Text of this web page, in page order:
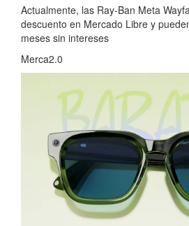
Actualmente, las Ray-Ban Meta
descuento en Mercado Libre y
meses sin intereses
Merca2.0